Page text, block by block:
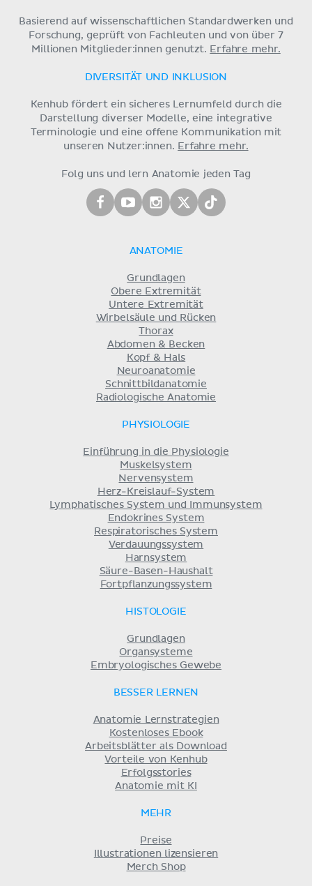
Basierend auf wissenschaftlichen Standardwerken und
Forschung, geprüft von Fachleuten und von über 7
Millionen Mitglieder:innen genutzt. Erfahre mehr.
DIVERSITÄT UND INKLUSION
Kenhub fördert ein sicheres Lernumfeld durch die
Darstellung diverser Modelle, eine integrative
Terminologie und eine offene Kommunikation mit
unseren Nutzer:innen. Erfahre mehr.
Folg uns und lern Anatomie jeden Tag
ANATOMIE
Grundlagen
Obere Extremität
Untere Extremität
Wirbelsäule und Rücken
Thorax
Abdomen & Becken
Kopf & Hals
Neuroanatomie
Schnittbildanatomie
Radiologische Anatomie
PHYSIOLOGIE
Einführung in die Physiologie
Muskelsystem
Nervensystem
Herz-Kreislauf-System
Lymphatisches System und Immunsystem
Endokrines System
Respiratorisches System
Verdauungssystem
Harnsystem
Säure-Basen-Haushalt
Fortpflanzungssystem
HISTOLOGIE
Grundlagen
Organsysteme
Embryologisches Gewebe
BESSER LERNEN
Anatomie Lernstrategien
Kostenloses Ebook
Arbeitsblätter als Download
Vorteile von Kenhub
Erfolgsstories
Anatomie mit KI
MEHR
Preise
Illustrationen lizensieren
Merch Shop